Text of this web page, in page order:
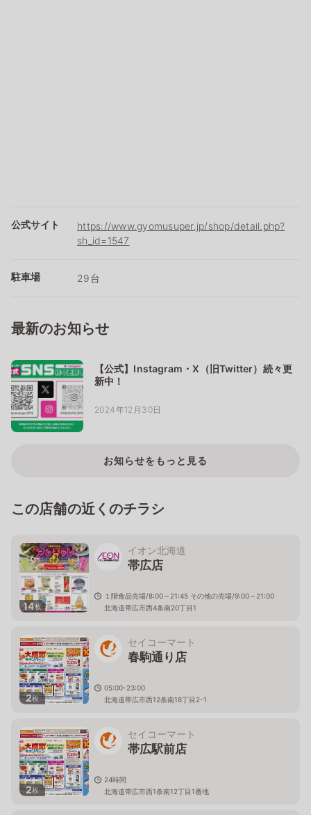
公式サイト
https://www.gyomusuper.jp/shop/detail.php?
sh_id=1547
駐車場 29台
最新のお知らせ
【公式】Instagram・X（旧Twitter）続々更
新中！
2024年12月30日
お知らせをもっと見る
この店舗の近くのチラシ
14枚
イオン北海道
帯広店
１階食品売場/8:00～21:45 その他の売場/9:00～21:00
北海道帯広市西4条南20丁目1
2枚
セイコーマート
春駒通り店
05:00-23:00
北海道帯広市西12条南18丁目2-1
2枚
セイコーマート
帯広駅前店
24時間
北海道帯広市西1条南12丁目1番地